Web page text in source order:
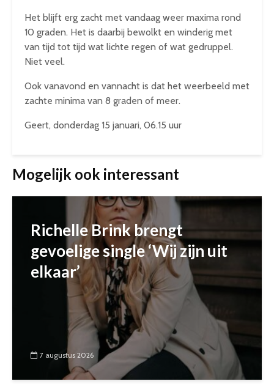
Het blijft erg zacht met vandaag weer maxima rond
10 graden. Het is daarbij bewolkt en winderig met
van tijd tot tijd wat lichte regen of wat gedruppel.
Niet veel.
Ook vanavond en vannacht is dat het weerbeeld met
zachte minima van 8 graden of meer.
Geert, donderdag 15 januari, 06.15 uur
Mogelijk ook interessant
Richelle Brink brengt
gevoelige single ‘Wij zijn uit
elkaar’
7 augustus 2026